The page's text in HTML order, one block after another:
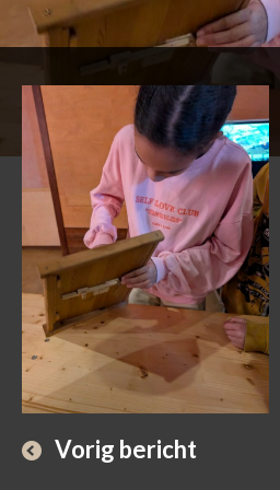
Vorig bericht